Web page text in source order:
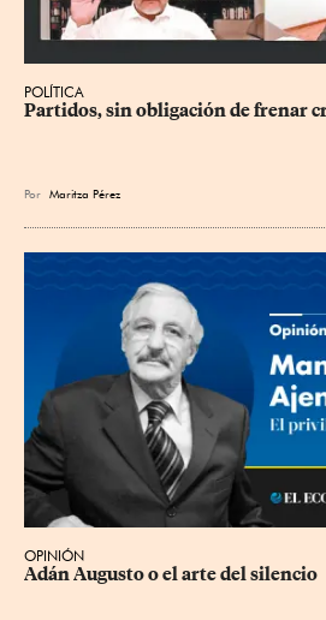
POLÍTICA
Partidos, sin obligación de frenar
Por Maritza Pérez
OPINIÓN
Adán Augusto o el arte del silencio